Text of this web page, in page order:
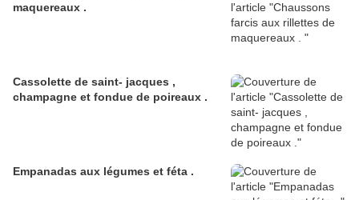
maquereaux .
Cassolette de saint- jacques ,
champagne et fondue de poireaux .
Empanadas aux légumes et féta .